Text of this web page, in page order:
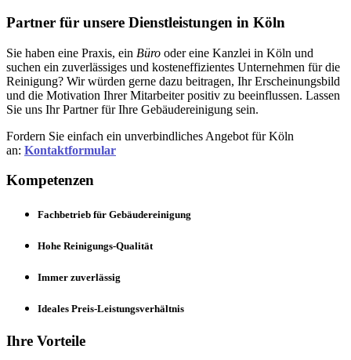
Partner für unsere Dienstleistungen in Köln
Sie haben eine Praxis, ein Büro oder eine Kanzlei in Köln und
suchen ein zuverlässiges und kosteneffizientes Unternehmen für die
Reinigung? Wir würden gerne dazu beitragen, Ihr Erscheinungsbild
und die Motivation Ihrer Mitarbeiter positiv zu beeinflussen. Lassen
Sie uns Ihr Partner für Ihre Gebäudereinigung sein.
Fordern Sie einfach ein unverbindliches Angebot für Köln
an: Kontaktformular
Kompetenzen
Fachbetrieb für Gebäudereinigung
Hohe Reinigungs-Qualität
Immer zuverlässig
Ideales Preis-Leistungsverhältnis
Ihre Vorteile